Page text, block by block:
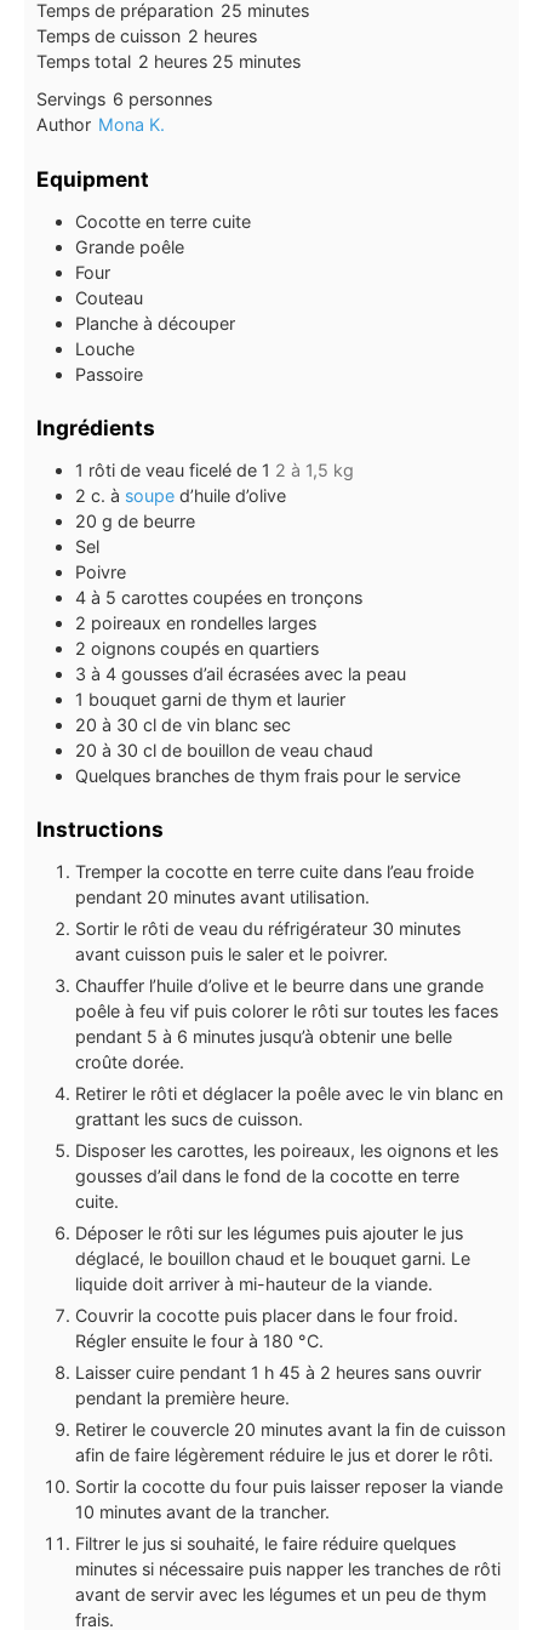
Temps de préparation 25minutes
minutes
Temps de cuisson 2heures
heures
Temps total 2heures
heures 25minutes
minutes
Servings 6 personnes
Author Mona K.
Equipment
Cocotte en terre cuite
Grande poêle
Four
Couteau
Planche à découper
Louche
Passoire
Ingrédients
1 rôti de veau ficelé de 1 2 à 1,5 kg
2 c. à soupe d’huile d’olive
20 g de beurre
Sel
Poivre
4 à 5 carottes coupées en tronçons
2 poireaux en rondelles larges
2 oignons coupés en quartiers
3 à 4 gousses d’ail écrasées avec la peau
1 bouquet garni de thym et laurier
20 à 30 cl de vin blanc sec
20 à 30 cl de bouillon de veau chaud
Quelques branches de thym frais pour le service
Instructions
Tremper la cocotte en terre cuite dans l’eau froide
pendant 20 minutes avant utilisation.
Sortir le rôti de veau du réfrigérateur 30 minutes
avant cuisson puis le saler et le poivrer.
Chauffer l’huile d’olive et le beurre dans une grande
poêle à feu vif puis colorer le rôti sur toutes les faces
pendant 5 à 6 minutes jusqu’à obtenir une belle
croûte dorée.
Retirer le rôti et déglacer la poêle avec le vin blanc en
grattant les sucs de cuisson.
Disposer les carottes, les poireaux, les oignons et les
gousses d’ail dans le fond de la cocotte en terre
cuite.
Déposer le rôti sur les légumes puis ajouter le jus
déglacé, le bouillon chaud et le bouquet garni. Le
liquide doit arriver à mi-hauteur de la viande.
Couvrir la cocotte puis placer dans le four froid.
Régler ensuite le four à 180 °C.
Laisser cuire pendant 1 h 45 à 2 heures sans ouvrir
pendant la première heure.
Retirer le couvercle 20 minutes avant la fin de cuisson
afin de faire légèrement réduire le jus et dorer le rôti.
Sortir la cocotte du four puis laisser reposer la viande
10 minutes avant de la trancher.
Filtrer le jus si souhaité, le faire réduire quelques
minutes si nécessaire puis napper les tranches de rôti
avant de servir avec les légumes et un peu de thym
frais.